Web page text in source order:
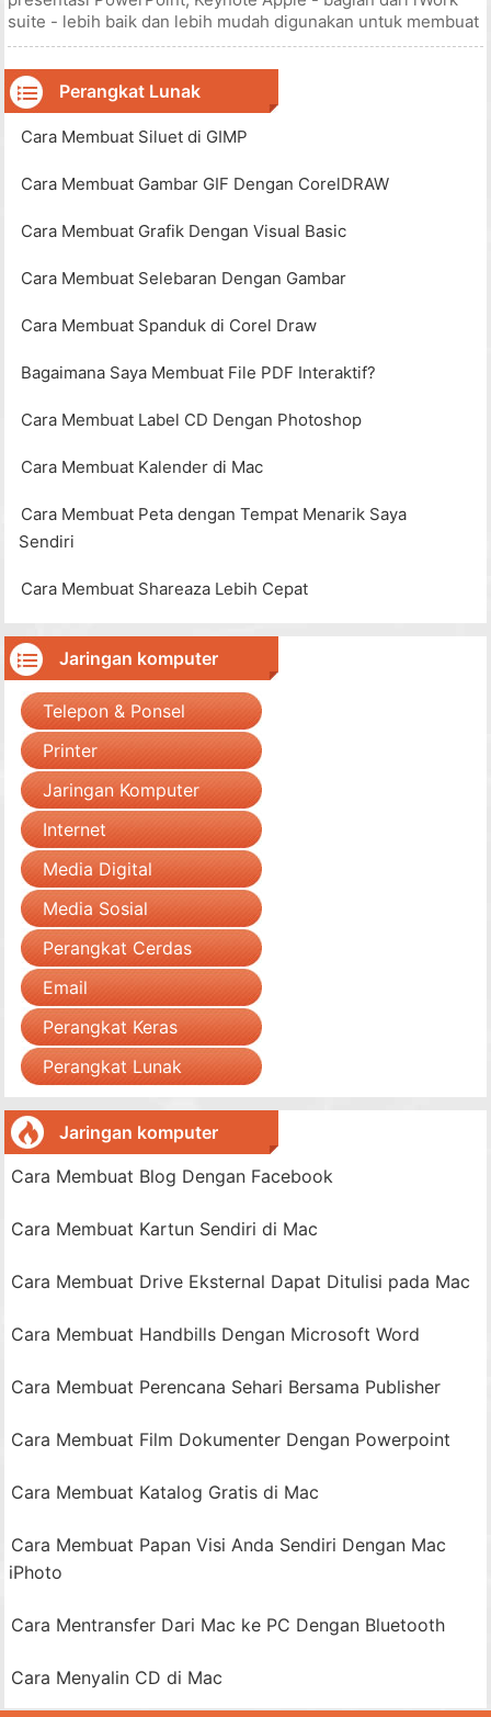
suite - lebih baik dan lebih mudah digunakan untuk membuat
presentasi profesional. Presentasi utama, pada dasarnya,
adalah paket multimedia dari grafik, teks dan suara yang
dapat disajikan oleh ses
Perangkat Lunak
Cara Membuat Siluet di GIMP
Cara Membuat Gambar GIF Dengan CorelDRAW
Cara Membuat Grafik Dengan Visual Basic
Cara Membuat Selebaran Dengan Gambar
Cara Membuat Spanduk di Corel Draw
Bagaimana Saya Membuat File PDF Interaktif?
Cara Membuat Label CD Dengan Photoshop
Cara Membuat Kalender di Mac
Cara Membuat Peta dengan Tempat Menarik Saya
Sendiri
Cara Membuat Shareaza Lebih Cepat
Jaringan komputer
Telepon & Ponsel
Printer
Jaringan Komputer
Internet
Media Digital
Media Sosial
Perangkat Cerdas
Email
Perangkat Keras
Perangkat Lunak
Jaringan komputer
Cara Membuat Blog Dengan Facebook
Cara Membuat Kartun Sendiri di Mac
Cara Membuat Drive Eksternal Dapat Ditulisi pada Mac
Cara Membuat Handbills Dengan Microsoft Word
Cara Membuat Perencana Sehari Bersama Publisher
Cara Membuat Film Dokumenter Dengan Powerpoint
Cara Membuat Katalog Gratis di Mac
Cara Membuat Papan Visi Anda Sendiri Dengan Mac
iPhoto
Cara Mentransfer Dari Mac ke PC Dengan Bluetooth
Cara Menyalin CD di Mac